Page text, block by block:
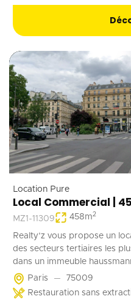
Location Pure
Local Commercial |
MZ1-11309 458m2
Realty'z vous propose un
des secteurs tertiaires les
dans un immeuble
rues, D'une surface totale
plateau généreux et un
une belle hauteur sous
Paris
75009
Restauration sans